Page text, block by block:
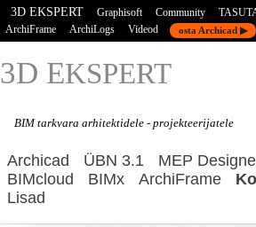
3D EKSPERT Graphisoft Community
ArchiFrame
ArchiLogs Videod osta Archicad ▶
3D EKSPERT
BIM tarkvara arhitektidele - projekteerijatele
Archicad ÜBN 3.1 MEP
BIMcloud
BIMx ArchiFrame
Lisad